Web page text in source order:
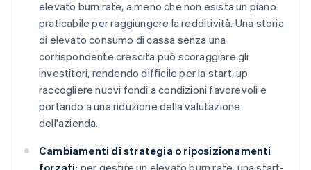
elevato burn rate, a meno che non esista un piano
praticabile per raggiungere la redditività. Una storia
di elevato consumo di cassa senza una
corrispondente crescita può scoraggiare gli
investitori, rendendo difficile per la start-up
raccogliere nuovi fondi a condizioni favorevoli e
portando a una riduzione della valutazione
dell'azienda.
Cambiamenti di strategia o riposizionamenti